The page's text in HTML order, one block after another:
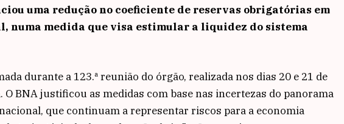
uma redução no coeficiente de reservas obrigatórias em
numa medida que visa estimular a liquidez do sistema
durante a 123.ª reunião do órgão, realizada nos dias 20 e 21 de
O BNA justificou as medidas com base nas incertezas do panorama
que continuam a representar riscos para a economia